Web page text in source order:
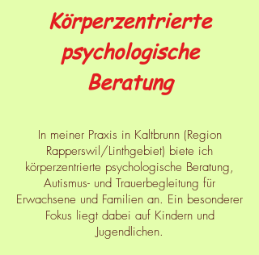
Körperzentrierte
psychologische
Beratung
In meiner Praxis in Kaltbrunn (Region
Rapperswil/Linthgebiet) biete ich
körperzentrierte psychologische Beratung,
Autismus- und Trauerbegleitung für
Erwachsene und Familien an. Ein besonderer
Fokus liegt dabei auf Kindern und
Jugendlichen.